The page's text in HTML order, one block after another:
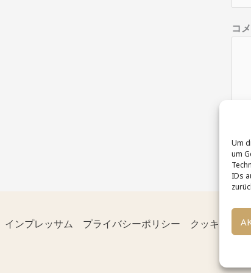
Um
um
IDs
ア
ド
ド
レ
ス
名
前
コ
インプレッサム プライバシーポリシー クッキーポ